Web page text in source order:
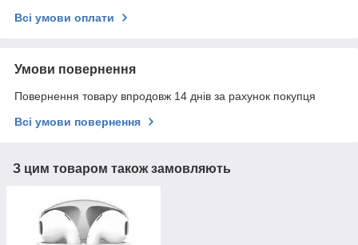
Всі умови оплати
Умови повернення
Повернення товару впродовж 14 днів за рахунок покупця
Всі умови повернення
З цим товаром також замовляють